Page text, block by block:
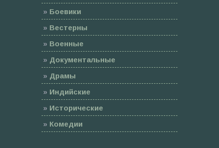
» Боевики
» Вестерны
» Военные
» Документальные
» Драмы
» Индийские
» Исторические
» Комедии